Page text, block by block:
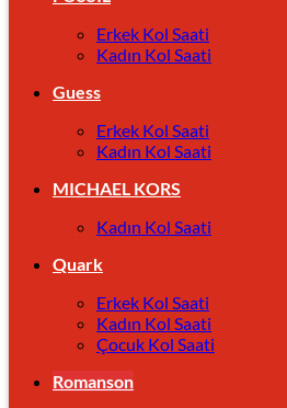
Erkek Kol Saati
Kadın Kol Saati
Guess
Erkek Kol Saati
Kadın Kol Saati
MICHAEL KORS
Kadın Kol Saati
Quark
Erkek Kol Saati
Kadın Kol Saati
Çocuk Kol Saati
Romanson